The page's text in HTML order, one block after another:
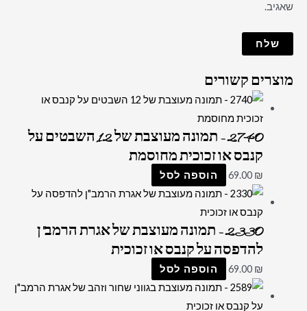
שאגיב.
מוצרים קשורים
2740 – תמונה מעוצבת של 12 השבטים על
קנבס או זכוכית מחוסמת
69.00 ₪ הוספה לסל
2330 – תמונה מעוצבת של אגרת הרמב"ן
להדפסה על קנבס או זכוכית
69.00 ₪ הוספה לסל